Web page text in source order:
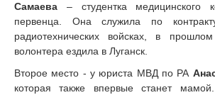
Самаева – студентка медицинского
первенца. Она служила по
радиотехнических войсках, в
волонтера ездила в Луганск.
Второе место - у юриста МВД по РА
которая также впервые станет